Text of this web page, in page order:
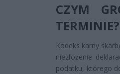
CZYM
TERMINIE?
Kodeks karny
niezłożenie
podatku, którego